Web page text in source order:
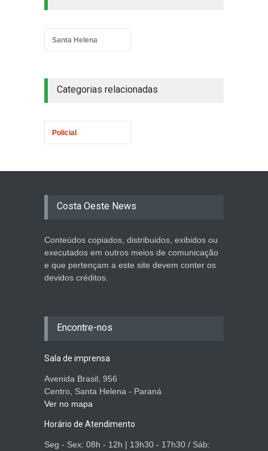
Santa Helena
Categorias relacionadas
Policial
Costa Oeste News
Conteúdos copiados, distribuidos, exibidos ou
executados em outros meios de comunicação
e que pertençam a este site devem conter os
devidos créditos.
Encontre-nos
Sala de imprensa
Avenida Brasil, 956
Centro, Santa Helena - Paraná
Ver no mapa
Horário de Atendimento
Seg - Sex: 08h - 12h | 13h30 - 17h30 / Sáb: